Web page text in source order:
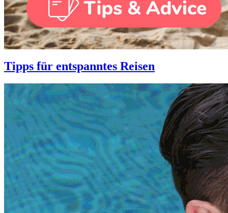
Tipps für entspanntes Reisen